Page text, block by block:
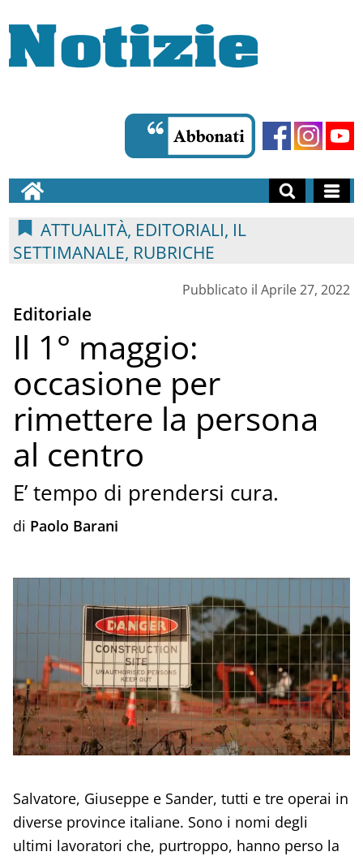
ATTUALITÀ, EDITORIALI, IL
SETTIMANALE, RUBRICHE
Pubblicato il Aprile 27, 2022
Editoriale
Il 1° maggio:
occasione per
rimettere la persona
al centro
E’ tempo di prendersi cura.
di Paolo Barani
Salvatore, Giuseppe e Sander, tutti e tre operai in
diverse province italiane. Sono i nomi degli
ultimi lavoratori che, purtroppo, hanno perso la